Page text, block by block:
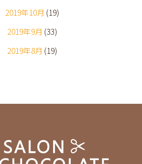
2019年10月 (19)
2019年9月 (33)
2019年8月 (19)